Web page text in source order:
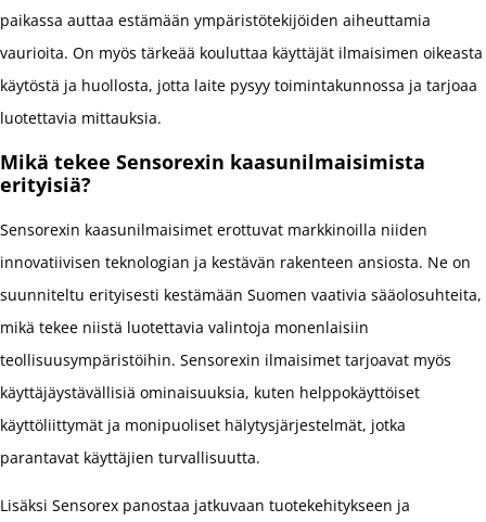
paikassa auttaa estämään ympäristötekijöiden aiheuttamia
vaurioita. On myös tärkeää kouluttaa käyttäjät ilmaisimen oikeasta
käytöstä ja huollosta, jotta laite pysyy toimintakunnossa ja tarjoaa
luotettavia mittauksia.
Mikä tekee Sensorexin kaasunilmaisimista
erityisiä?
Sensorexin kaasunilmaisimet erottuvat markkinoilla niiden
innovatiivisen teknologian ja kestävän rakenteen ansiosta. Ne on
suunniteltu erityisesti kestämään Suomen vaativia sääolosuhteita,
mikä tekee niistä luotettavia valintoja monenlaisiin
teollisuusympäristöihin. Sensorexin ilmaisimet tarjoavat myös
käyttäjäystävällisiä ominaisuuksia, kuten helppokäyttöiset
käyttöliittymät ja monipuoliset hälytysjärjestelmät, jotka
parantavat käyttäjien turvallisuutta.
Lisäksi Sensorex panostaa jatkuvaan tuotekehitykseen ja